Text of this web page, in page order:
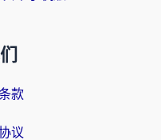
款
议